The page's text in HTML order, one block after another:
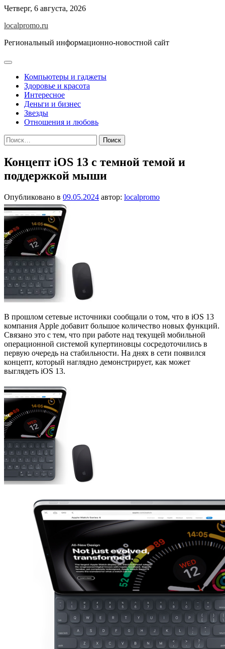
Перейти
содержимому
Четверг, 6 августа, 2026
localpromo.ru
Региональный информационно-новостной сайт
Компьютеры и гаджеты
Здоровье и красота
Интересное
Деньги и бизнес
Звезды
Отношения и любовь
Найти:
Концепт iOS 13 с темной темой и
поддержкой мыши
Опубликовано в 09.05.2024 автор: localpromo
В прошлом сетевые источники сообщали о том, что в iOS 13
компания Apple добавит большое количество новых функций.
Связано это с тем, что при работе над текущей мобильной
операционной системой купертиновцы сосредоточились в
первую очередь на стабильности. На днях в сети появился
концепт, который наглядно демонстрирует, как может
выглядеть iOS 13.